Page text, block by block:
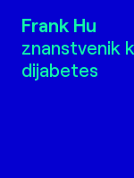
Frank Hu
znanstvenik
dijabetes